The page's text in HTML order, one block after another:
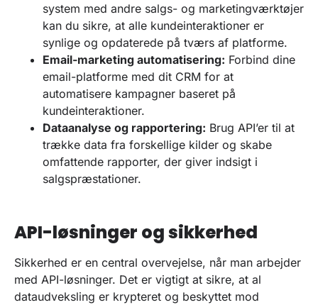
system med andre salgs- og marketingværktøjer
kan du sikre, at alle kundeinteraktioner er
synlige og opdaterede på tværs af platforme.
Email-marketing automatisering: Forbind dine
email-platforme med dit CRM for at
automatisere kampagner baseret på
kundeinteraktioner.
Dataanalyse og rapportering: Brug API’er til at
trække data fra forskellige kilder og skabe
omfattende rapporter, der giver indsigt i
salgspræstationer.
API-løsninger og sikkerhed
Sikkerhed er en central overvejelse, når man arbejder
med API-løsninger. Det er vigtigt at sikre, at al
dataudveksling er krypteret og beskyttet mod